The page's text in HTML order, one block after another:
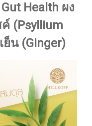
Health ผง
(Psyllium
ย็น (Ginger)